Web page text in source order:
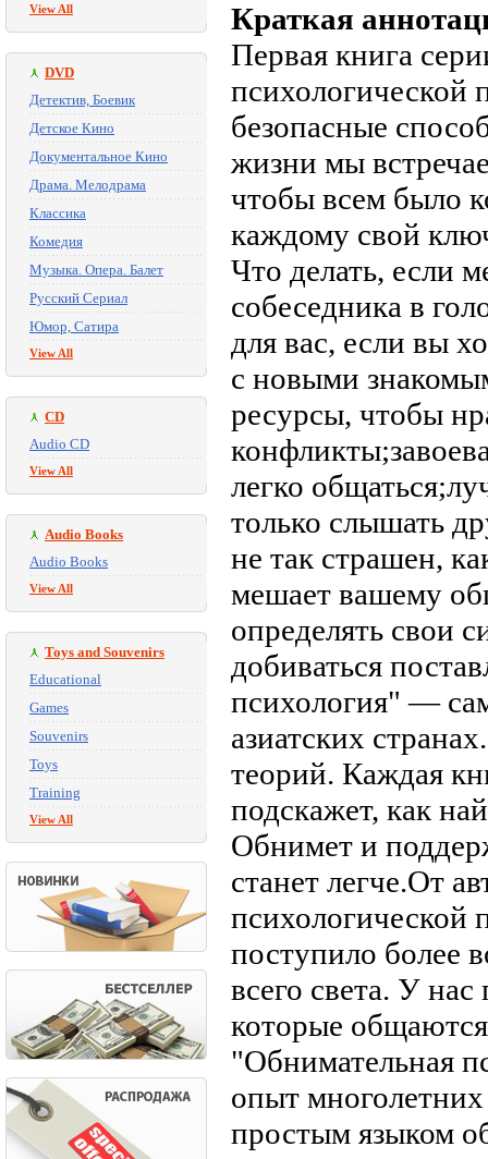
View All
DVD
Детектив, Боевик
Детское Кино
Документальное Кино
Драма. Мелодрама
Классика
Комедия
Музыка. Опера. Балет
Русский Сериал
Юмор, Сатира
View All
CD
Audio CD
View All
Audio Books
Audio Books
View All
Toys and Souvenirs
Educational
Games
Souvenirs
Toys
Training
View All
Краткая
Первая книга
безопасные
жизни мы
чтобы всем было
каждому свой
Что делать, если
собеседника в
для вас, если вы
с новыми
ресурсы, чтобы
легко
только слышать
не так страшен,
мешает вашему
определять свои
добиваться
психология" —
азиатских
теорий. Каждая
подскажет, как
Обнимет и
станет легче.От
поступило более
всего света. У
которые
"Обнимательная
опыт
простым языком